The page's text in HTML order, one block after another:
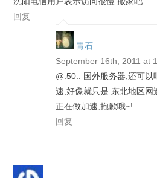
回复
青石
September 16th, 2011 at
@:50:: 国外服务器,还可以
速,好像就只是 东北地区网
正在做加速,抱歉哦~!
回复